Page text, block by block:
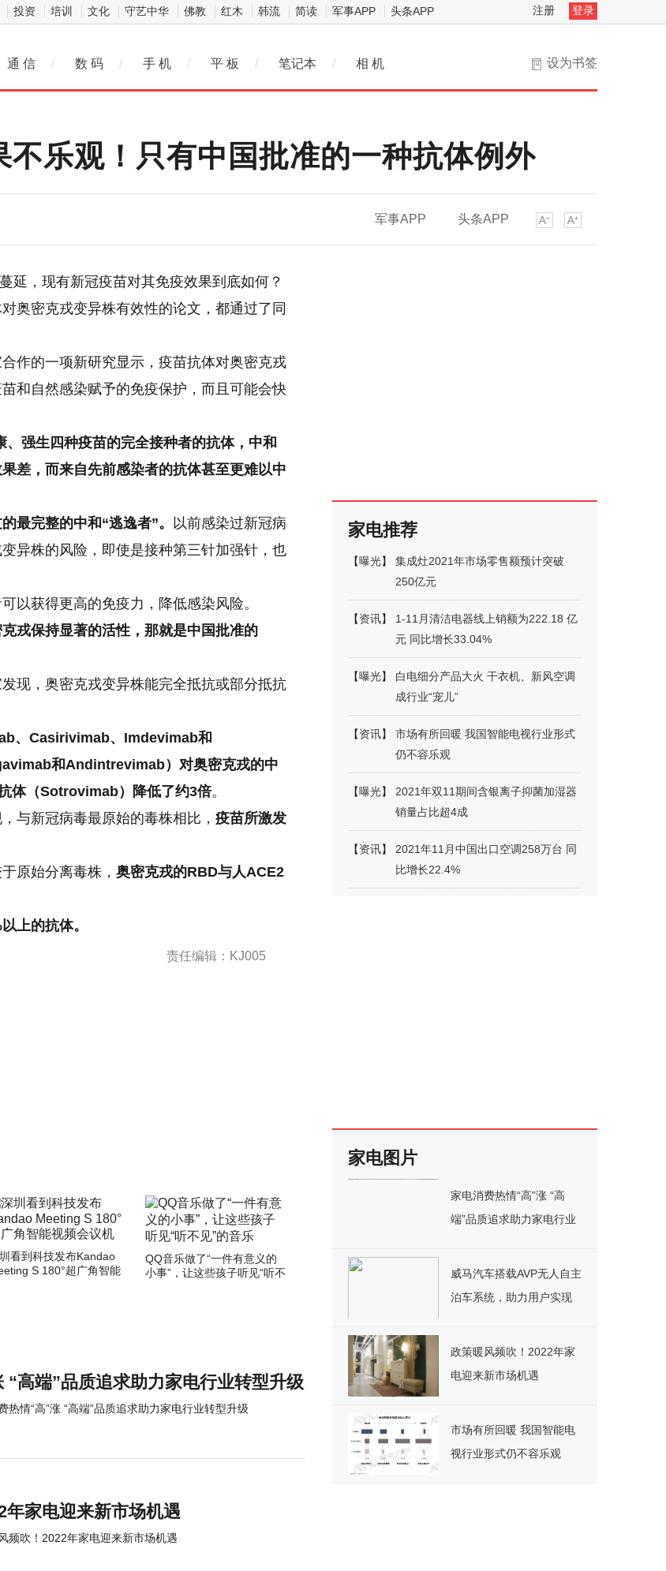
投资 培训 文化 守艺中华 佛教 红木 韩流 简读 军事APP 头条APP 注册 登录
设为书签
通 信 / 数 码 / 手 机 / 平 板 / 笔记本 / 相 机
乐观！只有中国批准的一种抗体例外
军事APP 头条APP
延，现有新冠疫苗对其免疫效果到底如何？
奥密克戎变异株有效性的论文，都通过了同
作的一项新研究显示，疫苗抗体对奥密克戎
和自然感染赋予的免疫保护，而且可能会快
强生四种疫苗的完全接种者的抗体，中和
差，而来自先前感染者的抗体甚至更难以中
最完整的中和“逃逸者”。 以前感染过新冠病
异株的风险，即使是接种第三针加强针，也
以获得更高的免疫力，降低感染风险。
戎保持显著的活性，那就是中国批准的
现，奥密克戎变异株能完全抵抗或部分抵抗
、Casirivimab、Imdevimab和
和Andintrevimab）对奥密克戎的中
体（Sotrovimab）降低了约3倍。
与新冠病毒最原始的毒株相比， 疫苗所激发
原始分离毒株， 奥密克戎的RBD与人ACE2
上的抗体。
责任编辑：KJ005
看到科技发布Kandao
S 180°超广角智能
QQ音乐做了“一件有意义的
小事”，让这些孩子听见“听不
“高端”品质追求助力家电行业转型升级
热情“高”涨 “高端”品质追求助力家电行业转型升级
年家电迎来新市场机遇
频吹！2022年家电迎来新市场机遇
家电推荐
【曝光】
集成灶2021年市场零售额预计突破
250亿元
【资讯】
1-11月清洁电器线上销额为222.18 亿
元 同比增长33.04%
【曝光】
白电细分产品大火 干衣机、新风空调
成行业“宠儿”
【资讯】
市场有所回暖 我国智能电视行业形式
仍不容乐观
【曝光】
2021年双11期间含银离子抑菌加湿器
销量占比超4成
【资讯】
2021年11月中国出口空调258万台 同
比增长22.4%
家电图片
家电消费热情“高”涨 “高
端”品质追求助力家电行业
威马汽车搭载AVP无人自主
泊车系统，助力用户实现
政策暖风频吹！2022年家
电迎来新市场机遇
市场有所回暖 我国智能电
视行业形式仍不容乐观